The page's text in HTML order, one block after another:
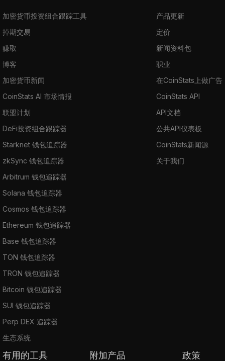
加密货币投资组合跟踪工具
掉期交易
赚取
博客
加密货币新闻
CoinStats AI 市场情报
联盟计划
DeFi投资组合跟踪器
Starknet 钱包追踪器
zkSync 钱包追踪器
Arbitrum 钱包追踪器
Solana 钱包追踪器
Cosmos 钱包追踪器
Ethereum 钱包追踪器
Base 钱包追踪器
TON 钱包追踪器
TRON 钱包追踪器
Bitcoin 钱包追踪器
SUI 钱包追踪器
Perp DEX 追踪器
生态系统
产品更新
定价
新闻资料包
职业
在CoinStats上做广告
CoinStats API
API文档
公共API仪表板
CoinStats新闻源
关于我们
有用的工具 附加产品 政策